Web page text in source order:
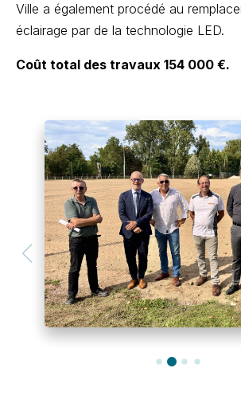
Ville a également procédé au
éclairage par de la technologie LED.
Coût total des travaux 154 000 €.